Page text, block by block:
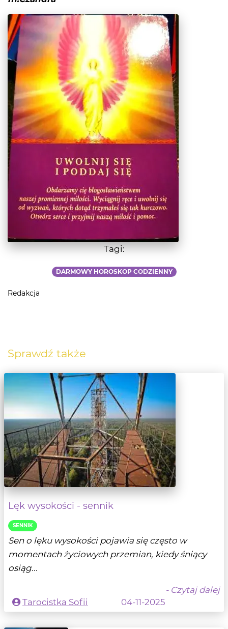
Tagi:
DARMOWY HOROSKOP CODZIENNY
Redakcja
Sprawdź także
Lęk wysokości - sennik
SENNIK
Sen o lęku wysokości pojawia się często w
momentach życiowych przemian, kiedy śniący
osiąg...
- Czytaj dalej
Tarocistka Sofii
04-11-2025